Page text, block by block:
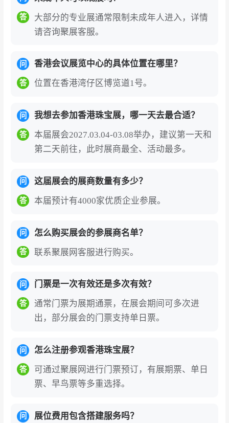
牌精粹廊”将带来瞩目的国际品牌，包括来自意大
利的Giorgio Visconti、香港的Chete、西班牙的C
香港国际珠宝展是世界级珠宝展会，带来业界精
英的璀璨珠宝首饰。全球注目的年度盛会呈献珠
珠宝首饰外，展会期间亦举行多场专家讲座、耀
目珠宝汇演及交流活动。
展所有，未经同意，禁止转发）
中心，当之无愧。本地生产商主要出口高档及中
等价位的珠宝；而熟练的珠宝工匠更让香港在宝
石镶嵌首饰类别中大放光芒。此外，香港是生产
香港国际珠宝展门票为电子门票，中国国内观
众线上预登记办理需实名制绑定身份证信息，
国外观众办理需实名制绑定护照信息，港澳台
观众门票登记需实名制绑定港澳台通行证，现
场刷身份证验证入场或出示电子门票二维码刷
码入场。
如下:Artful Corporation Limited、La Marqui
se Jewellery Limited、Apel Is Mounting、Et
on Jewelry Co Ltd、Shimada Jewelry Inc
如需获取完整展商名录（含展位号、联系方
答
大部分的专业展通常限制未成年人进入，详情
请咨询聚展客服。
问 香港会议展览中心的具体位置在哪里？
答 位置在香港湾仔区博览道1号。
问 我想去参加香港珠宝展，哪一天去最合适？
答
本届展会2027.03.04-03.08举办，建议第一天和
第二天前往，此时展商最全、活动最多。
问 这届展会的展商数量有多少？
答 本届预计有4000家优质企业参展。
问 怎么购买展会的参展商名单？
答 联系聚展网客服进行购买。
问 门票是一次有效还是多次有效？
答
通常门票为展期通票，在展会期间可多次进
出，部分展会的门票支持单日票。
问 怎么注册参观香港珠宝展？
答
可通过聚展网进行门票预订，有展期票、单日
票、早鸟票等多重选择。
问 展位费用包含搭建服务吗？